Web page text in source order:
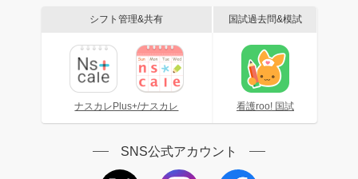
シフト管理&共有
ナスカレPlus+/ナスカレ
国試過去問&模試
看護roo! 国試
SNS公式アカウント